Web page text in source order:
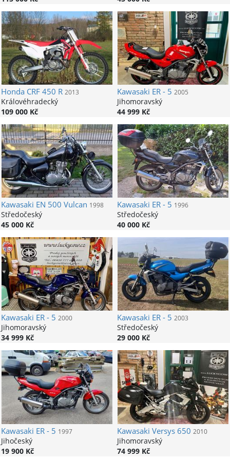
HondaCRF 450 R 2013
Královéhradecký
109 000 Kč
Kawasaki ER - 5 2005
Jihomoravský
44 999 Kč
Kawasaki EN 500 Vulcan 1998
Středočeský
45 000 Kč
Kawasaki ER - 5 1996
Středočeský
40 000 Kč
Kawasaki ER - 5 2000
Jihomoravský
34 999 Kč
Kawasaki ER - 5 2003
Středočeský
29 000 Kč
Kawasaki ER - 5 1997
Jihočeský
19 900 Kč
Kawasaki Versys 650 2010
Jihomoravský
74 999 Kč